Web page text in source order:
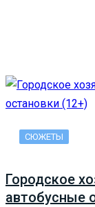
СЮЖЕТЫ
Городское
автобусные